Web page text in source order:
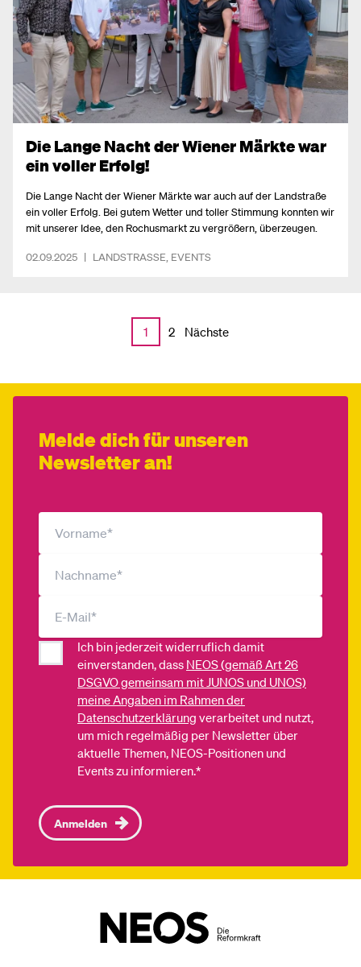
Die Lange Nacht der Wiener Märkte war
ein voller Erfolg!
Die Lange Nacht der Wiener Märkte war auch auf der Landstraße
ein voller Erfolg. Bei gutem Wetter und toller Stimmung konnten wir
mit unserer Idee, den Rochusmarkt zu vergrößern, überzeugen.
02.09.2025 | LANDSTRASSE EVENTS
1 2 Nächste
Melde dich für unseren
Newsletter an!
Ich bin jederzeit widerruflich damit
einverstanden, dass NEOS (gemäß Art 26
DSGVO gemeinsam mit JUNOS und UNOS)
meine Angaben im Rahmen der
Datenschutzerklärung verarbeitet und nutzt,
um mich regelmäßig per Newsletter über
aktuelle Themen, NEOS-Positionen und
Events zu informieren.*
Anmelden